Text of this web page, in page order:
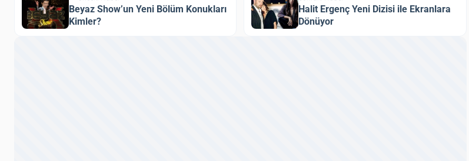
Beyaz Show’un Yeni Bölüm Konukları
Kimler?
Halit Ergenç Yeni Dizisi ile Ekranlara
Dönüyor